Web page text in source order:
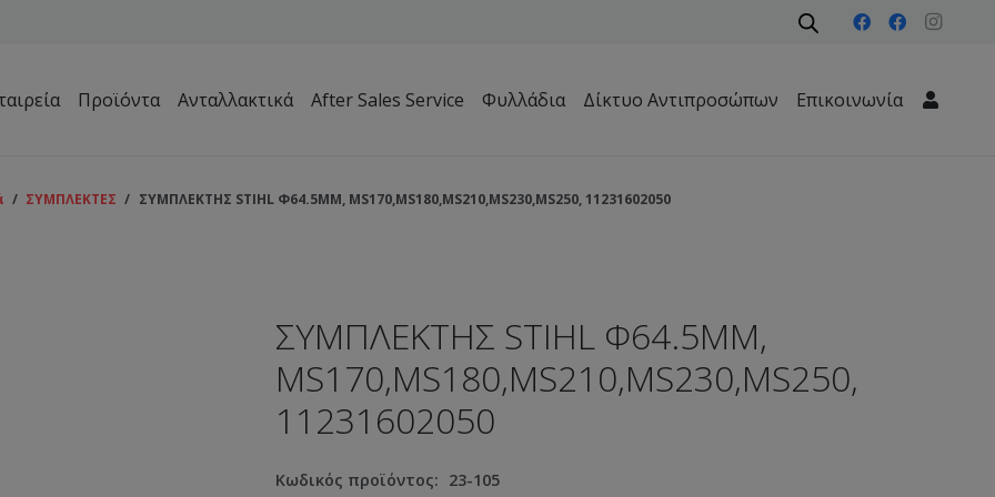
Προϊόντα Ανταλλακτικά After Sales Service Φυλλάδια Δίκτυο Αντιπροσώπων Επικοινωνία
/ ΣΥΜΠΛΕΚΤΕΣ / ΣΥΜΠΛΕΚΤΗΣ STIHL Φ64.5MM, MS170,MS180,MS210,MS230,MS250, 11231602050
ΣΥΜΠΛΕΚΤΗΣ STIHL Φ64.5MM,
MS170,MS180,MS210,MS230,MS250,
11231602050
Κωδικός προϊόντος: 23-105